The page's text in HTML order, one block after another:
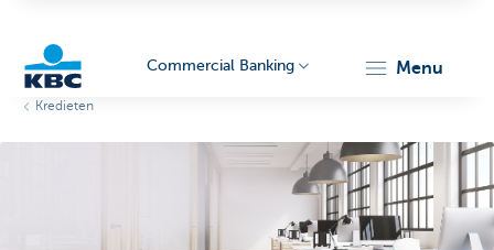
Commercial Banking menu
Kredieten